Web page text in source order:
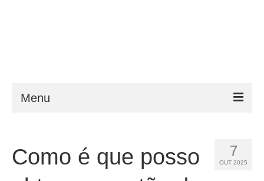
Menu
Requisitos
FAQ
7
OUT 2025
Como é que posso